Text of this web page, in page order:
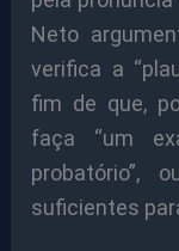
Neto
verifica a
fim de que,
faça “um
probatório”,
suficientes